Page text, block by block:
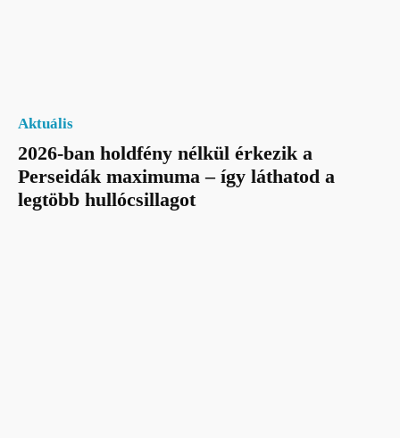
Aktuális
2026-ban holdfény nélkül érkezik a
Perseidák maximuma – így láthatod a
legtöbb hullócsillagot